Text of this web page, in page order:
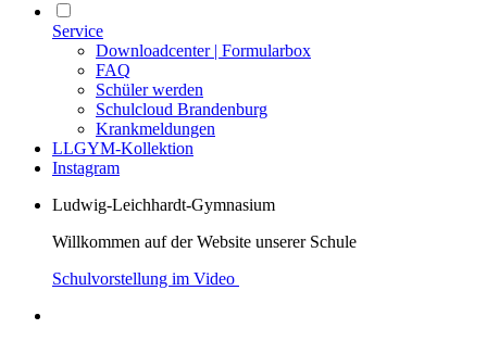
Service
Downloadcenter | Formularbox
FAQ
Schüler werden
Schulcloud Brandenburg
Krankmeldungen
LLGYM-Kollektion
Instagram
Ludwig-Leichhardt-Gymnasium
Willkommen auf der Website unserer Schule
Schulvorstellung im Video